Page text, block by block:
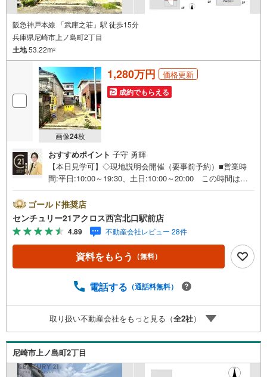
阪急神戸本線 「武庫之荘」駅 徒歩15分
兵庫県尼崎市上ノ島町2丁目
土地53.22m2
画像24枚
1,280万円 価格更新
成約でもらえる
おすすめポイント 子守 勇輝
【本日見学可】◇現地説明会開催（要事前予約）■営業時
間:平日:10:00～19:30、土日:10:00～20:00 この時間はお
件ございません。お好みの工務店で建築が可能です。阪急
神戸線「武庫之荘」駅まで徒歩15分です。＝＝センチュリ
ー21アクロスグループの3つの特徴＝＝＝■センチュリー21
グループで28年連続No.1（1997年～2024年兵庫地区仲介実
績） 尼崎・伊丹・西宮・宝塚にて8店舗展開中。阪神間で
の購入や売却は当店にお任せ下さい■お客様駐車場、キッズ
お越しも大歓迎です。 お子様連れでもご安心ください。■
万円台の新築戸建や、1000万円台の中古マンションを始め
多数物件を取り扱っています。Yahoo！不動産に掲載しき
れない物件もご紹介できます。お気軽にお問合せくださ
い。弊社ホームページへは「C21アクロス」で検索！
ゴールド推奨店
センチュリー21アクロス西宮北口駅前店
4.89 不動産会社レビュー 28件
資料をもらう （無料）
電話する （通話料無料）
取り扱い不動産会社をもっと見る（全2社）
尼崎市上ノ島町2丁目